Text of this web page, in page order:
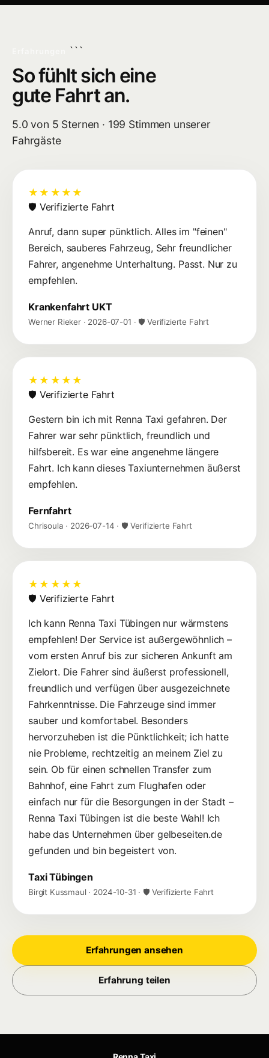
```
So fühlt sich eine
gute Fahrt an.
5.0 von 5 Sternen · 199 Stimmen unserer
Fahrgäste
★★★★★
🛡 Verifizierte Fahrt
Anruf, dann super pünktlich. Alles im "feinen"
Bereich, sauberes Fahrzeug, Sehr freundlicher
Fahrer, angenehme Unterhaltung. Passt. Nur zu
empfehlen.
Krankenfahrt UKT
Werner Rieker· 2026-07-01 · 🛡 Verifizierte Fahrt
★★★★★
🛡 Verifizierte Fahrt
Gestern bin ich mit Renna Taxi gefahren. Der
Fahrer war sehr pünktlich, freundlich und
hilfsbereit. Es war eine angenehme längere
Fahrt. Ich kann dieses Taxiunternehmen äußerst
empfehlen.
Fernfahrt
Chrisoula · 2026-07-14 · 🛡 Verifizierte Fahrt
★★★★★
🛡 Verifizierte Fahrt
Ich kann Renna Taxi Tübingen nur wärmstens
empfehlen! Der Service ist außergewöhnlich –
vom ersten Anruf bis zur sicheren Ankunft am
Zielort. Die Fahrer sind äußerst professionell,
freundlich und verfügen über ausgezeichnete
Fahrkenntnisse. Die Fahrzeuge sind immer
sauber und komfortabel. Besonders
hervorzuheben ist die Pünktlichkeit; ich hatte
nie Probleme, rechtzeitig an meinem Ziel zu
sein. Ob für einen schnellen Transfer zum
Bahnhof, eine Fahrt zum Flughafen oder
einfach nur für die Besorgungen in der Stadt –
Renna Taxi Tübingen ist die beste Wahl! Ich
habe das Unternehmen über gelbeseiten.de
gefunden und bin begeistert von.
Taxi Tübingen
Birgit Kussmaul · 2024-10-31 · 🛡 Verifizierte Fahrt
Erfahrungen ansehen
Erfahrung teilen